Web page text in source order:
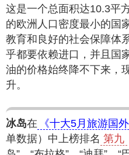
这是一个总面积达10.3平
的欧洲人口密度最小的国
教育和良好的社会保障体
乎都要依赖进口，并且国
油的价格始终降不下来，
升。
冰岛在 《十大5月旅游国
单数据）中上榜排名 第九